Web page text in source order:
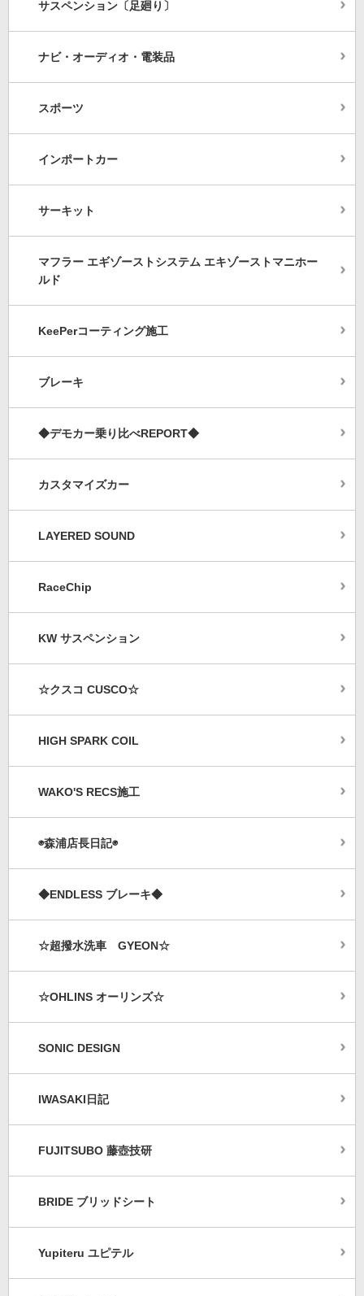
サスペンション〔足廻り〕
ナビ・オーディオ・電装品
スポーツ
インポートカー
サーキット
マフラー エギゾーストシステム エキゾーストマニホー
ルド
KeePerコーティング施工
ブレーキ
◆デモカー乗り比べREPORT◆
カスタマイズカー
LAYERED SOUND
RaceChip
KW サスペンション
☆クスコ CUSCO☆
HIGH SPARK COIL
WAKO'S RECS施工
◉森浦店長日記◉
◆ENDLESS ブレーキ◆
☆超撥水洗車 GYEON☆
☆OHLINS オーリンズ☆
SONIC DESIGN
IWASAKI日記
FUJITSUBO 藤壺技研
BRIDE ブリッドシート
Yupiteru ユピテル